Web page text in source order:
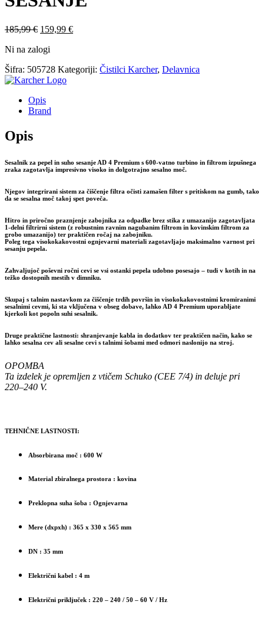
185,99€ Izvirna
je
185,99 €.
159,99 €Trenutna
Ni na zalogi
Šifra: 505728 Kategoriji: Čistilci Karcher, Delavnica
Opis
Brand
Opis
Sesalnik za pepel in suho sesanje AD 4 Premium s 600-vatno turbino in filtrom izpušnega
zraka zagotavlja impresivno visoko in dolgotrajno sesalno moč.
Njegov integrirani sistem za čiščenje filtra očisti zamašen filter s pritiskom na gumb, tako
da se sesalna moč takoj spet poveča.
Hitro in priročno praznjenje zabojnika za odpadke brez stika z umazanijo zagotavljata
1-delni filtrirni sistem (z robustnim ravnim nagubanim filtrom in kovinskim filtrom za
grobo umazanijo) ter praktičen ročaj na zabojniku.
Poleg tega visokokakovostni ognjevarni materiali zagotavljajo maksimalno varnost pri
sesanju pepela.
Zahvaljujoč poševni ročni cevi se vsi ostanki pepela udobno posesajo – tudi v kotih in na
težko dostopnih mestih v dimniku.
Skupaj s talnim nastavkom za čiščenje trdih površin in visokokakovostnimi kromiranimi
sesalnimi cevmi, ki sta vključena v obseg dobave, lahko AD 4 Premium uporabljate
kjerkoli kot popoln suhi sesalnik.
Druge praktične lastnosti: shranjevanje kabla in dodatkov ter praktičen način, kako se
lahko sesalna cev ali sesalne cevi s talnimi šobami med odmori naslonijo na stroj.
OPOMBA
Ta izdelek je opremljen z vtičem Schuko (CEE 7/4) in deluje pri
220–240 V.
TEHNIČNE LASTNOSTI:
Absorbirana moč : 600 W
Material zbiralnega prostora : kovina
Preklopna suha šoba : Ognjevarna
Mere (dxpxh) : 365 x 330 x 565 mm
DN : 35 mm
Električni kabel : 4 m
Električni priključek : 220 – 240 / 50 – 60 V / Hz